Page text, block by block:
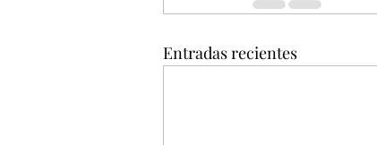
Entradas recientes